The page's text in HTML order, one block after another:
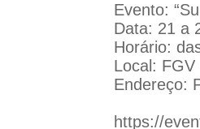
Evento:
Data: 21 a
Horário:
Local:
Endereço:
https://